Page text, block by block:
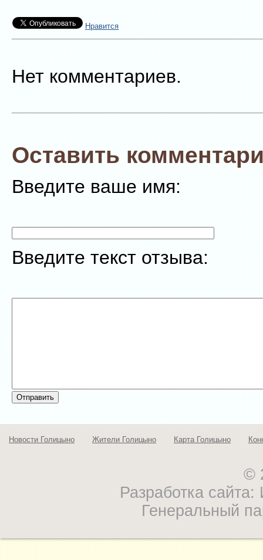
Нравится
Нет комментариев.
Оставить
Введите ваше имя:
Введите текст отзыва:
Новости Голицыно Жители Голицыно Карта Голицыно
©
Разработка
Генеральный